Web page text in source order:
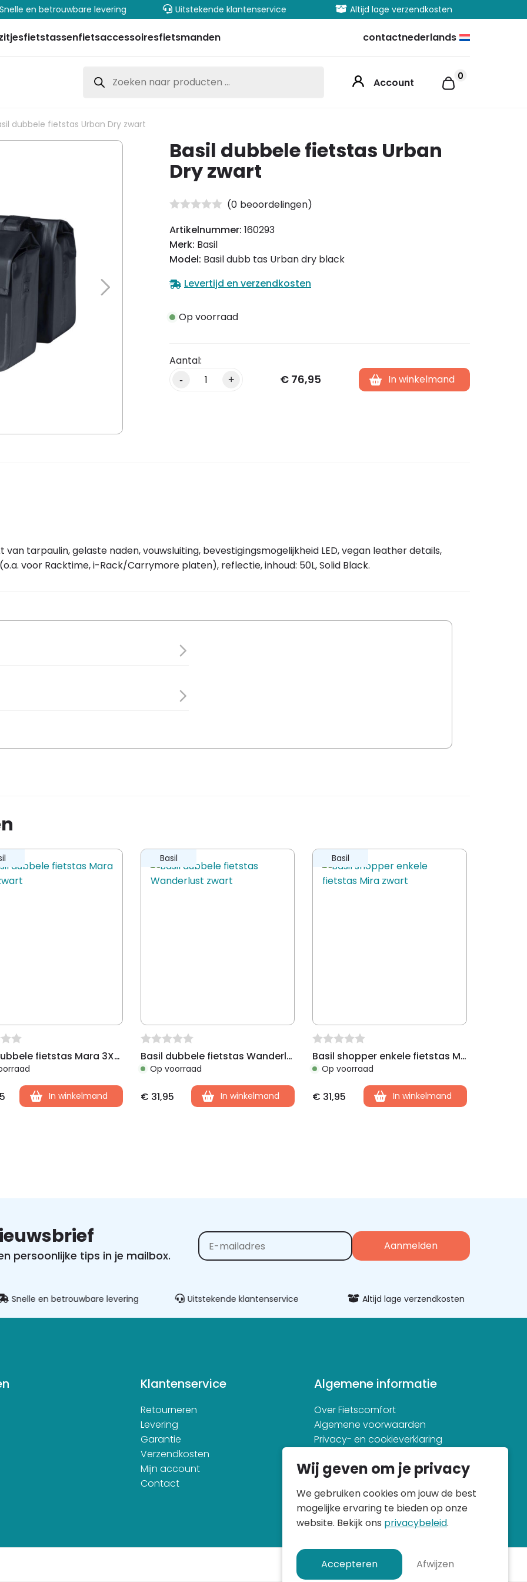
en betrouwbare levering Uitstekende klantenservice Altijd lage verzendkosten
fietstassenfietsaccessoiresfietsmanden contactnederlands
zoeken Account 0
dubbele fietstas Urban Dry zwart
Basil dubbele fietstas Urban
Dry zwart
(0 beoordelingen)
Artikelnummer: 160293
Merk: Basil
Model: Basil dubb tas Urban dry black
Levertijd en verzendkosten
Op voorraad
- + € 76,95 In winkelmand
Alternative:
tarpaulin, gelaste naden, vouwsluiting, bevestigingsmogelijkheid LED, vegan leather details,
voor Racktime, i-Rack/Carrymore platen), reflectie, inhoud: 50L, Solid Black.
met twee banden "Basil Universal
(ook oa voor Racktime, i-
te plaatsen.
Basil dubbele fietstas Mara 3XL zwart
In winkelmand
Basil
Basil dubbele fietstas Wanderlust zwart
Op voorraad
€ 31,95 In winkelmand
Basil
Basil shopper enkele fietstas Mira zwart
Op voorraad
€ 31,95 In winkelmand
persoonlijke tips in je mailbox. Alternative:
en betrouwbare levering Uitstekende klantenservice Altijd lage verzendkosten
Klantenservice
Retourneren
Levering
Garantie
Verzendkosten
Mijn account
Contact
Algemene informatie
Over Fietscomfort
Algemene voorwaarden
Privacy- en cookieverklaring
Wij geven om je privacy
We gebruiken cookies om jouw de best
mogelijke ervaring te bieden op onze
website. Bekijk ons privacybeleid.
Accepteren Afwijzen